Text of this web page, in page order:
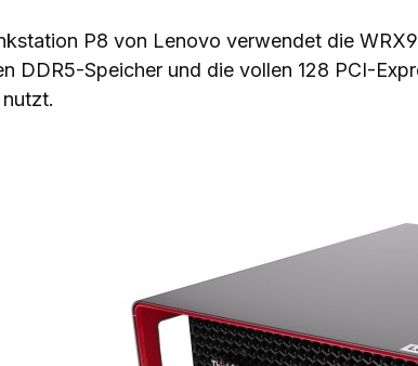
P8 von Lenovo verwendet die
DDR5-Speicher und die vollen 128 PCI-